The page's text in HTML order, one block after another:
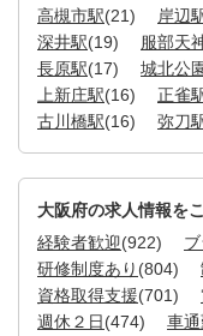
高槻市駅(21) 岸辺
深井駅(19) 服部天
長原駅(17) 城北公
上新庄駅(16) 正雀
古川橋駅(16) 弥刀
大阪府の求人情報を
経験者歓迎(922)
研修制度あり (804)
資格取得支援(701)
週休２日(474) 車